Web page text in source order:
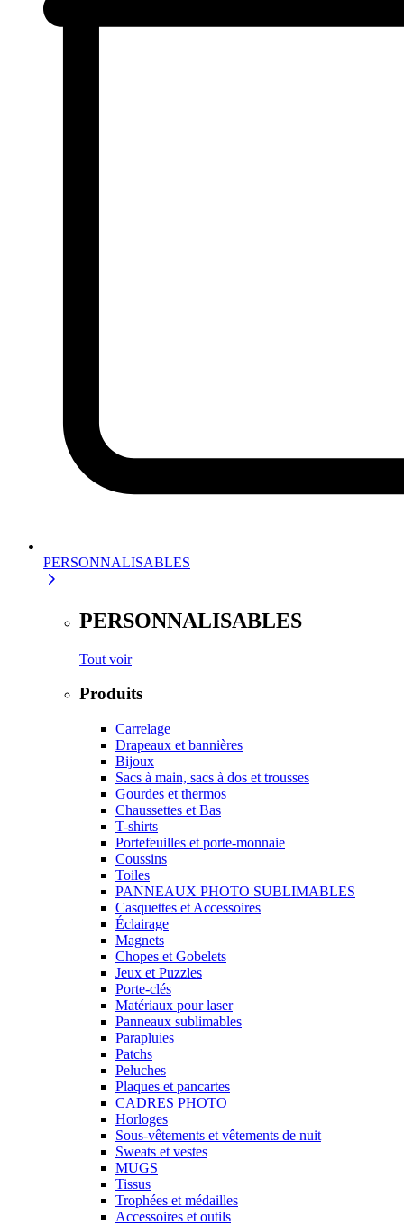
PERSONNALISABLES
PERSONNALISABLES
Tout voir
Produits
Carrelage
Drapeaux et bannières
Bijoux
Sacs à main, sacs à dos et trousses
Gourdes et thermos
Chaussettes et Bas
T-shirts
Portefeuilles et porte-monnaie
Coussins
Toiles
PANNEAUX PHOTO SUBLIMABLES
Casquettes et Accessoires
Éclairage
Magnets
Chopes et Gobelets
Jeux et Puzzles
Porte-clés
Matériaux pour laser
Panneaux sublimables
Parapluies
Patchs
Peluches
Plaques et pancartes
CADRES PHOTO
Horloges
Sous-vêtements et vêtements de nuit
Sweats et vestes
MUGS
Tissus
Trophées et médailles
Accessoires et outils